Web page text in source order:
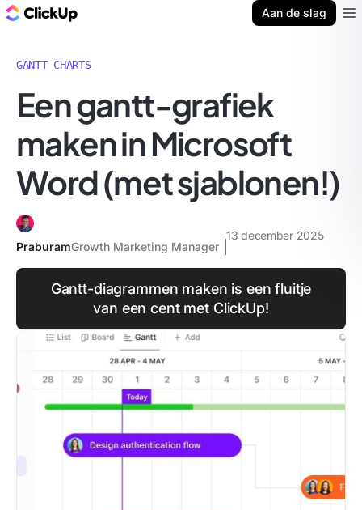
Aan de slag
GANTT CHARTS
Een gantt-grafiek
maken in Microsoft
Word (met sjablonen!)
PraburamGrowth Marketing Manager
13 december 2025
Gantt-diagrammen maken is een fluitje
van een cent met ClickUp!